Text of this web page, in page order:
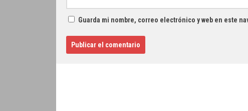
Guarda mi nombre, correo electrónico y web en este